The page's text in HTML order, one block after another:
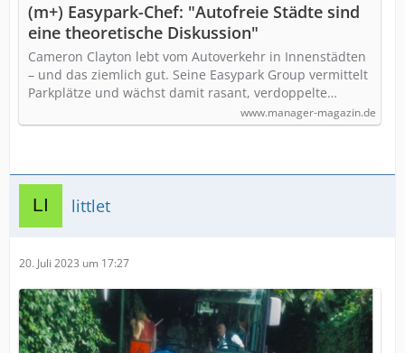
(m+) Easypark-Chef: "Autofreie Städte sind
eine theoretische Diskussion"
Cameron Clayton lebt vom Autoverkehr in Innenstädten
– und das ziemlich gut. Seine Easypark Group vermittelt
Parkplätze und wächst damit rasant, verdoppelte…
www.manager-magazin.de
littlet
20. Juli 2023 um 17:27